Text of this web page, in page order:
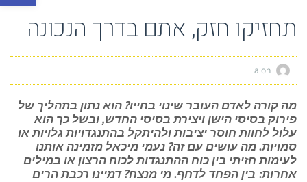
תחזיקו חזק, אתם בדרך הנכונה
מה קורה לאדם העובר שינוי בחייו? הוא נתון בתהליך של
פירוק בסיסי הישן ויצירת בסיסי החדש, ובשל כך הוא
עלול לחוות חוסר יציבות ולהיתקל בהתנגדויות גלויות או
סמויות. מה עושים עם זה? נעמי מיכאל מזמינה אותנו
לעימות חזיתי בין כוח ההתנגדות לכוח הרצון או במילים
אחרות: בין הפחד לדחף. מי מנצח? דמיינו רכבת הרים